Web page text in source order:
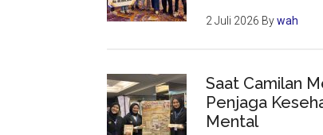
2 Juli 2026 Bywah
Saat Camilan
Penjaga
Mental